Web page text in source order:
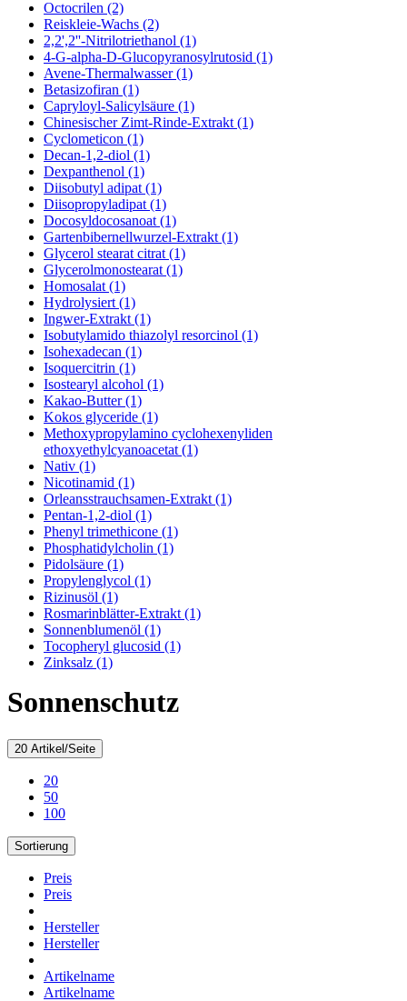
Octocrilen (2)
Reiskleie-Wachs (2)
2,2',2''-Nitrilotriethanol (1)
4-G-alpha-D-Glucopyranosylrutosid (1)
Avene-Thermalwasser (1)
Betasizofiran (1)
Capryloyl-Salicylsäure (1)
Chinesischer Zimt-Rinde-Extrakt (1)
Cyclometicon (1)
Decan-1,2-diol (1)
Dexpanthenol (1)
Diisobutyl adipat (1)
Diisopropyladipat (1)
Docosyldocosanoat (1)
Gartenbibernellwurzel-Extrakt (1)
Glycerol stearat citrat (1)
Glycerolmonostearat (1)
Homosalat (1)
Hydrolysiert (1)
Ingwer-Extrakt (1)
Isobutylamido thiazolyl resorcinol (1)
Isohexadecan (1)
Isoquercitrin (1)
Isostearyl alcohol (1)
Kakao-Butter (1)
Kokos glyceride (1)
Methoxypropylamino cyclohexenyliden
ethoxyethylcyanoacetat (1)
Nativ (1)
Nicotinamid (1)
Orleansstrauchsamen-Extrakt (1)
Pentan-1,2-diol (1)
Phenyl trimethicone (1)
Phosphatidylcholin (1)
Pidolsäure (1)
Propylenglycol (1)
Rizinusöl (1)
Rosmarinblätter-Extrakt (1)
Sonnenblumenöl (1)
Tocopheryl glucosid (1)
Zinksalz (1)
Sonnenschutz
20 Artikel/Seite
20
50
100
Sortierung
Preis
Preis
Hersteller
Hersteller
Artikelname
Artikelname